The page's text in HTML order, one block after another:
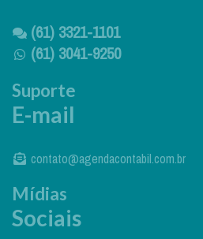
(61) 3321-1101
(61) 3041-9250
Suporte
E-mail
contato@agendacontabil.com.br
Mídias
Sociais